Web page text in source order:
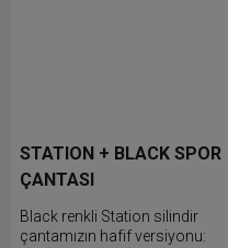
STATION + BLACK SPOR
ÇANTASI
Black renkli Station silindir
çantamızın hafif versiyonu: